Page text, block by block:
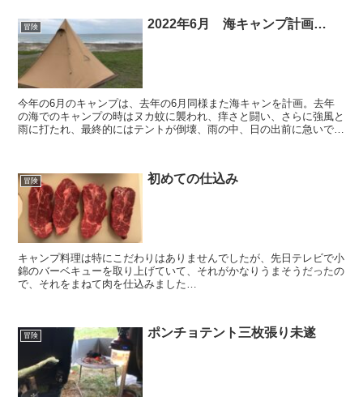
冒険 2022年6月 海キャンプ計画…
今年の6月のキャンプは、去年の6月同様また海キャンを計画。去年
の海でのキャンプの時はヌカ蚊に襲われ、痒さと闘い、さらに強風と
雨に打たれ、最終的にはテントが倒壊、雨の中、日の出前に急いで撤
冒険 初めての仕込み
キャンプ料理は特にこだわりはありませんでしたが、先日テレビで小
錦のバーベキューを取り上げていて、それがかなりうまそうだったの
で、それをまねて肉を仕込みました…
冒険 ポンチョテント三枚張り未遂